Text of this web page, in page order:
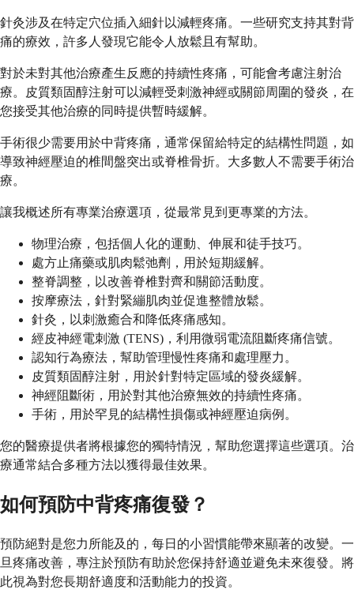
針灸涉及在特定穴位插入細針以減輕疼痛。一些研究支持其對背
痛的療效，許多人發現它能令人放鬆且有幫助。
對於未對其他治療產生反應的持續性疼痛，可能會考慮注射治
療。皮質類固醇注射可以減輕受刺激神經或關節周圍的發炎，在
您接受其他治療的同時提供暫時緩解。
手術很少需要用於中背疼痛，通常保留給特定的結構性問題，如
導致神經壓迫的椎間盤突出或脊椎骨折。大多數人不需要手術治
療。
讓我概述所有專業治療選項，從最常見到更專業的方法。
物理治療，包括個人化的運動、伸展和徒手技巧。
處方止痛藥或肌肉鬆弛劑，用於短期緩解。
整脊調整，以改善脊椎對齊和關節活動度。
按摩療法，針對緊繃肌肉並促進整體放鬆。
針灸，以刺激癒合和降低疼痛感知。
經皮神經電刺激 (TENS)，利用微弱電流阻斷疼痛信號。
認知行為療法，幫助管理慢性疼痛和處理壓力。
皮質類固醇注射，用於針對特定區域的發炎緩解。
神經阻斷術，用於對其他治療無效的持續性疼痛。
手術，用於罕見的結構性損傷或神經壓迫病例。
您的醫療提供者將根據您的獨特情況，幫助您選擇這些選項。治
療通常結合多種方法以獲得最佳效果。
如何預防中背疼痛復發？
預防絕對是您力所能及的，每日的小習慣能帶來顯著的改變。一
旦疼痛改善，專注於預防有助於您保持舒適並避免未來復發。將
此視為對您長期舒適度和活動能力的投資。